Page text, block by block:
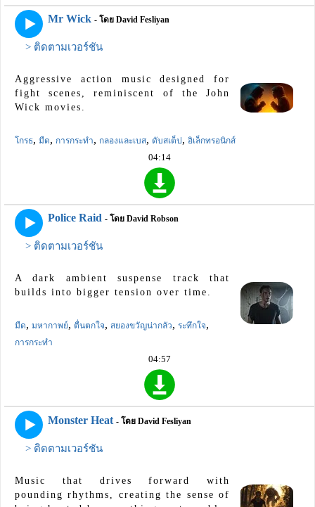
Mr Wick - โดย David Fesliyan
> ติดตามเวอร์ชัน
Aggressive action music designed for
fight scenes, reminiscent of the John
Wick movies.
โกรธ, มืด, การกระทำ, กลองและเบส, ดับสเต็ป , อิเล็กทรอนิกส์
04:14
Police Raid - โดย David Robson
> ติดตามเวอร์ชัน
A dark ambient suspense track that
builds into bigger tension over time.
มืด, มหากาพย์, ตื่นตกใจ, สยองขวัญน่ากลัว, ระทึกใจ,
การกระทำ
04:57
Monster Heat - โดย David Fesliyan
> ติดตามเวอร์ชัน
Music that drives forward with
pounding rhythms, creating the sense of